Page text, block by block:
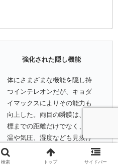
強化された隠し機能
体にさまざまな機能を隠し持
つインテレオンだが、キョダ
イマックスによりその能力も
向上した。両目の瞬膜は、目
標までの距離だけでなく、気
温や気圧、湿度なども見抜け
るようになった。狙撃の精度
も非常に高く、15キロ先に転
検索 トップ サイドバー